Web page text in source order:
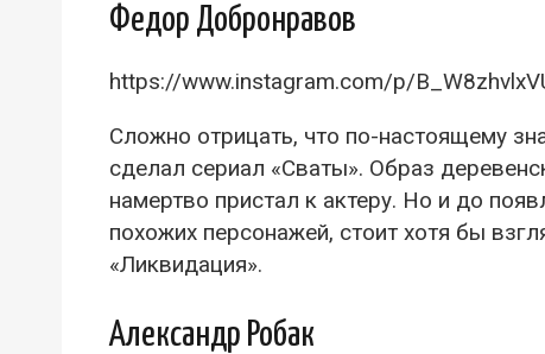
Федор Добронравов
https://www.instagram.com/p/
Сложно отрицать, что по-настоящему
сделал сериал «Сваты». Образ
намертво пристал к актеру. Но и до
похожих персонажей, стоит хотя бы
«Ликвидация».
Александр Робак